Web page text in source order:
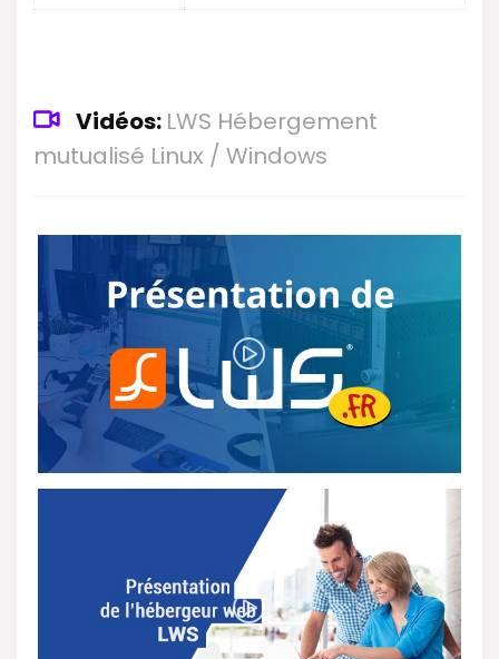
Vidéos: LWS Hébergement
mutualisé Linux / Windows